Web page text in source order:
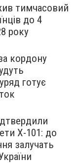
тимчасовий
до 4
року
кордону
готує
Х-101: до
залучать